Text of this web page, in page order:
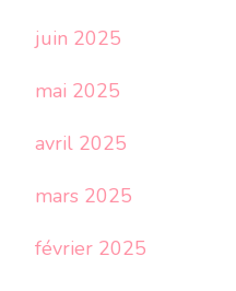
juin 2025
mai 2025
avril 2025
mars 2025
février 2025